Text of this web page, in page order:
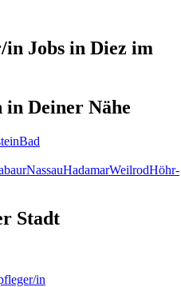
in Jobs in Diez im
in Deiner Nähe
Bad
NassauHadamarWeilrodHöhr-
Stadt
in